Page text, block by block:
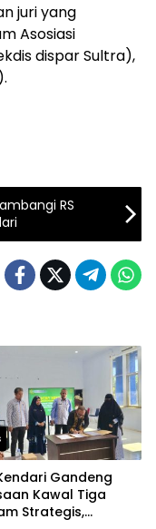
juri yang
Asosiasi
dispar Sultra),
RS
Gandeng
Kawal Tiga
Strategis,